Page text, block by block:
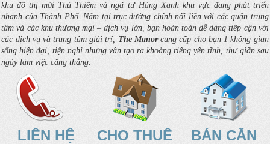
khu đô thị mới Thủ Thiêm và ngã tư Hàng Xanh khu vực đang phát triển
nhanh của Thành Phố. Nằm tại trục đường chính nối liền với các quận trung
tâm và các khu thương mại – dịch vụ lớn, bạn hoàn toàn dễ dàng tiếp cận với
các dịch vụ và trung tâm giải trí, The Manorcung cấp cho bạn 1 không gian
sống hiện đại, tiện nghi nhưng vẫn tạo ra khoảng riêng yên tĩnh, thư giãn sau
ngày làm việc căng thẳng.
LIÊN HỆ
CHO THUÊ
BÁN CĂN